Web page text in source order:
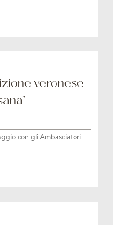
veronese
con gli Ambasciatori